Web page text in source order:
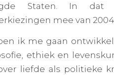
Staten. In
mee van 2004,
ik me gaan
ethiek en
liefde als politieke